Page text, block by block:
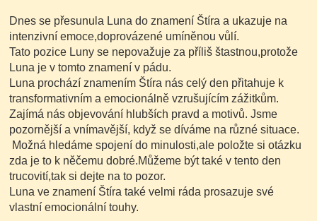
Dnes se přesunula Luna do znamení Štíra a ukazuje na
intenzivní emoce,doprovázené umíněnou vůlí.
Tato pozice Luny se nepovažuje za příliš štastnou,protože
Luna je v tomto znamení v pádu.
Luna prochází znamením Štíra nás celý den přitahuje k
transformativním a emocionálně vzrušujícím zážitkům.
Zajímá nás objevování hlubších pravd a motivů. Jsme
pozornější a vnímavější, když se díváme na různé situace.
Možná hledáme spojení do minulosti,ale položte si otázku
zda je to k něčemu dobré.Můžeme být také v tento den
trucovití,tak si dejte na to pozor.
Luna ve znamení Štíra také velmi ráda prosazuje své
vlastní emocionální touhy.